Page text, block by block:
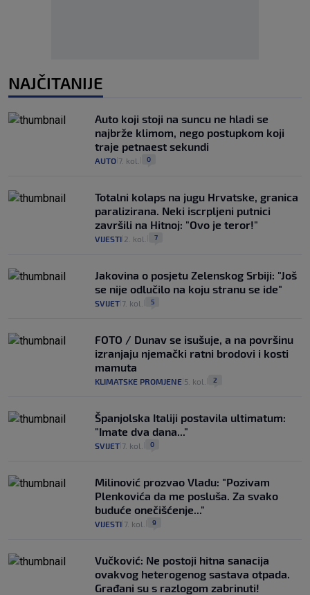
NAJČITANIJE
Auto koji stoji na suncu ne hladi se
najbrže klimom, nego postupkom koji
traje petnaest sekundi
AUTO 7. kol. 0
Totalni kolaps na jugu Hrvatske, granica
paralizirana. Neki iscrpljeni putnici
završili na Hitnoj: "Ovo je teror!"
VIJESTI 2. kol. 7
Jakovina o posjetu Zelenskog Srbiji: "Još
se nije odlučilo na koju stranu se ide"
SVIJET 7. kol. 5
FOTO / Dunav se isušuje, a na površinu
izranjaju njemački ratni brodovi i kosti
mamuta
KLIMATSKE PROMJENE 5. kol. 2
Španjolska Italiji postavila ultimatum:
"Imate dva dana..."
SVIJET 7. kol. 0
Milinović prozvao Vladu: "Pozivam
Plenkovića da me posluša. Za svako
buduće onečišćenje..."
VIJESTI 7. kol. 9
Vučković: Ne postoji hitna sanacija
ovakvog heterogenog sastava otpada.
Građani su s razlogom zabrinuti!